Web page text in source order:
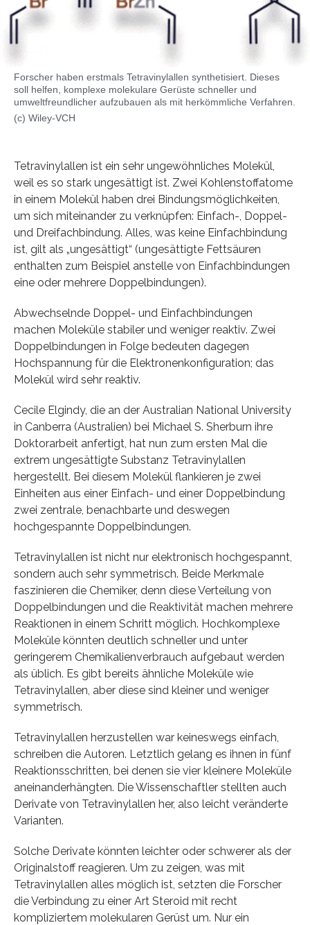
Forscher haben erstmals Tetravinylallen synthetisiert. Dieses
soll helfen, komplexe molekulare Gerüste schneller und
umweltfreundlicher aufzubauen als mit herkömmliche Verfahren.
(c) Wiley-VCH
Tetravinylallen ist ein sehr ungewöhnliches Molekül,
weil es so stark ungesättigt ist. Zwei Kohlenstoffatome
in einem Molekül haben drei Bindungsmöglichkeiten,
um sich miteinander zu verknüpfen: Einfach-, Doppel-
und Dreifachbindung. Alles, was keine Einfachbindung
ist, gilt als „ungesättigt“ (ungesättigte Fettsäuren
enthalten zum Beispiel anstelle von Einfachbindungen
eine oder mehrere Doppelbindungen).
Abwechselnde Doppel- und Einfachbindungen
machen Moleküle stabiler und weniger reaktiv. Zwei
Doppelbindungen in Folge bedeuten dagegen
Hochspannung für die Elektronenkonfiguration; das
Molekül wird sehr reaktiv.
Cecile Elgindy, die an der Australian National University
in Canberra (Australien) bei Michael S. Sherburn ihre
Doktorarbeit anfertigt, hat nun zum ersten Mal die
extrem ungesättigte Substanz Tetravinylallen
hergestellt. Bei diesem Molekül flankieren je zwei
Einheiten aus einer Einfach- und einer Doppelbindung
zwei zentrale, benachbarte und deswegen
hochgespannte Doppelbindungen.
Tetravinylallen ist nicht nur elektronisch hochgespannt,
sondern auch sehr symmetrisch. Beide Merkmale
faszinieren die Chemiker, denn diese Verteilung von
Doppelbindungen und die Reaktivität machen mehrere
Reaktionen in einem Schritt möglich. Hochkomplexe
Moleküle könnten deutlich schneller und unter
geringerem Chemikalienverbrauch aufgebaut werden
als üblich. Es gibt bereits ähnliche Moleküle wie
Tetravinylallen, aber diese sind kleiner und weniger
symmetrisch.
Tetravinylallen herzustellen war keineswegs einfach,
schreiben die Autoren. Letztlich gelang es ihnen in fünf
Reaktionsschritten, bei denen sie vier kleinere Moleküle
aneinanderhängten. Die Wissenschaftler stellten auch
Derivate von Tetravinylallen her, also leicht veränderte
Varianten.
Solche Derivate könnten leichter oder schwerer als der
Originalstoff reagieren. Um zu zeigen, was mit
Tetravinylallen alles möglich ist, setzten die Forscher
die Verbindung zu einer Art Steroid mit recht
kompliziertem molekularen Gerüst um. Nur ein